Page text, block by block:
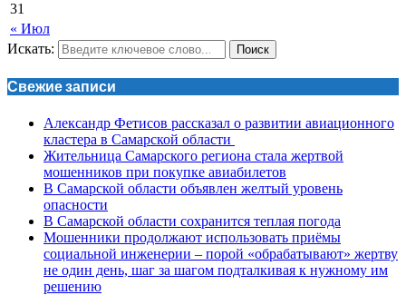
« Июл
31
Искать: Поиск
Свежие записи
Александр Фетисов рассказал о развитии авиационного
кластера в Самарской области
Жительница Самарского региона стала жертвой
мошенников при покупке авиабилетов
В Самарской области объявлен желтый уровень
опасности
В Самарской области сохранится теплая погода
Мошенники продолжают использовать приёмы
социальной инженерии – порой «обрабатывают» жертву
не один день, шаг за шагом подталкивая к нужному им
решению